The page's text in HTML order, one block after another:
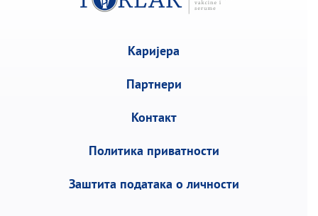
Каријера
Партнери
Контакт
Политика приватности
Заштита података о личности